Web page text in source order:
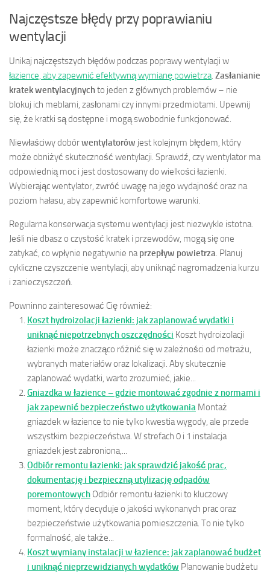
Najczęstsze błędy przy poprawianiu
wentylacji
Unikaj najczęstszych błędów podczas poprawy wentylacji w
łazience, aby zapewnić efektywną wymianę powietrza. Zasłanianie
kratek wentylacyjnychto jeden z głównych problemów – nie
blokuj ich meblami, zasłonami czy innymi przedmiotami. Upewnij
się, że kratki są dostępne i mogą swobodnie funkcjonować.
Niewłaściwy dobórwentylatorów jest kolejnym błędem, który
może obniżyć skuteczność wentylacji. Sprawdź, czy wentylator ma
odpowiednią moc i jest dostosowany do wielkości łazienki.
Wybierając wentylator, zwróć uwagę na jego wydajność oraz na
poziom hałasu, aby zapewnić komfortowe warunki.
Regularna konserwacja systemu wentylacji jest niezwykle istotna.
Jeśli nie dbasz o czystość kratek i przewodów, mogą się one
zatykać, co wpłynie negatywnie naprzepływ powietrza. Planuj
cykliczne czyszczenie wentylacji, aby uniknąć nagromadzenia kurzu
i zanieczyszczeń.
Powninno zainteresować Cię również:
Koszt hydroizolacji łazienki: jak zaplanować wydatki i
uniknąć niepotrzebnych oszczędności Koszt hydroizolacji
łazienki może znacząco różnić się w zależności od metrażu,
wybranych materiałów oraz lokalizacji. Aby skutecznie
zaplanować wydatki, warto zrozumieć, jakie...
Gniazdka w łazience – gdzie montować zgodnie z normami i
jak zapewnić bezpieczeństwo użytkowania Montaż
gniazdek w łazience to nie tylko kwestia wygody, ale przede
wszystkim bezpieczeństwa. W strefach 0 i 1 instalacja
gniazdek jest zabroniona,...
Odbiór remontu łazienki: jak sprawdzić jakość prac,
dokumentację i bezpieczną utylizację odpadów
poremontowych Odbiór remontu łazienki to kluczowy
moment, który decyduje o jakości wykonanych prac oraz
bezpieczeństwie użytkowania pomieszczenia. To nie tylko
formalność, ale także...
Koszt wymiany instalacji w łazience: jak zaplanować budżet
i uniknąć nieprzewidzianych wydatków Planowanie budżetu